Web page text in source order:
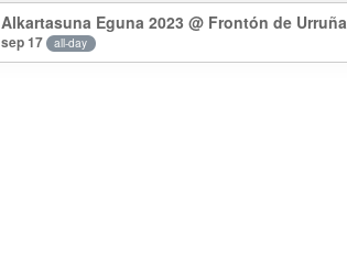
Alkartasuna Eguna 2023@ Frontón de Urruña
sep 17 all-day